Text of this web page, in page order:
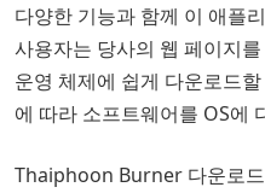
다양한 기능과 함께 이 애플
사용자는 당사의 웹 페이지
운영 체제에 쉽게 다운로드
에 따라 소프트웨어를 OS에
Thaiphoon Burner 다운로